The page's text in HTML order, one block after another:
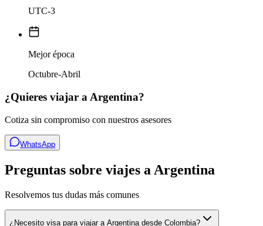
UTC-3
Mejor época
Octubre-Abril
¿Quieres viajar a Argentina?
Cotiza sin compromiso con nuestros asesores
WhatsApp
Preguntas sobre viajes a Argentina
Resolvemos tus dudas más comunes
¿Necesito visa para viajar a Argentina desde Colombia?